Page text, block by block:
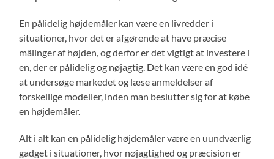
En pålidelig højdemåler kan være en livredder i
situationer, hvor det er afgørende at have præcise
målinger af højden, og derfor er det vigtigt at investere i
en, der er pålidelig og nøjagtig. Det kan være en god idé
at undersøge markedet og læse anmeldelser af
forskellige modeller, inden man beslutter sig for at købe
en højdemåler.
Alt i alt kan en pålidelig højdemåler være en uundværlig
gadget i situationer, hvor nøjagtighed og præcision er